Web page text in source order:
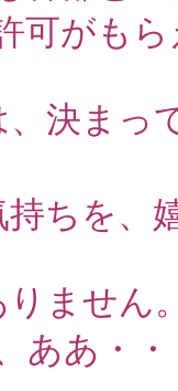
可がも
決まっ
ちを、
りませ
、ああ・